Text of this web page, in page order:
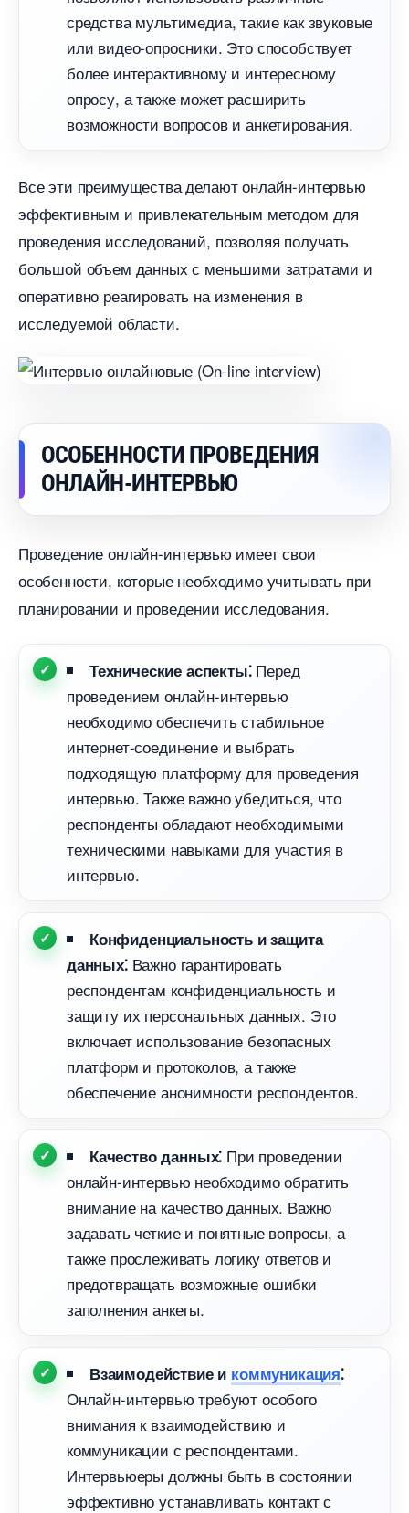
средства мультимедиа, такие как звуковые
или видео-опросники.​ Это способствует
олее интерактивному и интересному
опросу, а также может расширить
озможности вопросов и анкетирования.
се эти преимущества делают онлайн-интервью
эффективным и привлекательным методом для
проведения исследований, позволяя получать
ольшой объем данных с меньшими затратами и
оперативно реагировать на изменения
исследуемой области.​
ОСОБЕННОСТИ ПРОВЕДЕНИЯ
ОНЛАЙН-ИНТЕРВЬЮ
Проведение онлайн-интервью имеет свои
особенности, которые необходимо учитывать при
планировании и проведении исследования.​
Технические аспекты⁚Перед
проведением онлайн-интервью
необходимо обеспечить стабильное
интернет-соединение и выбрать
подходящую платформу для проведения
интервью.​ Также важно убедиться, что
респонденты обладают необходимыми
техническими навыками для участия
интервью.​
Конфиденциальность и защита
данных⁚ажно гарантировать
респондентам конфиденциальность и
защиту их персональных данных.​ Это
ключает использование безопасных
платформ и протоколов, а также
обеспечение анонимности респондентов.
Качество данных⁚ При проведении
онлайн-интервью необходимо обратить
нимание на качество данных.​ Важно
задавать четкие и понятные вопросы, а
также прослеживать логику ответов и
предотвращать возможные ошибки
заполнения анкеты.
заимодействие и коммуникация⁚
Онлайн-интервью требуют особого
нимания к взаимодействию и
коммуникации с респондентами.​
Интервьюеры должны быть в состоянии
эффективно устанавливать контакт с